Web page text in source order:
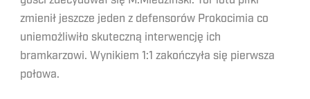
zmienił jeszcze jeden z defensorów Prokocimia co
uniemożliwiło skuteczną interwencję ich
bramkarzowi. Wynikiem 1:1 zakończyła się pierwsza
połowa.